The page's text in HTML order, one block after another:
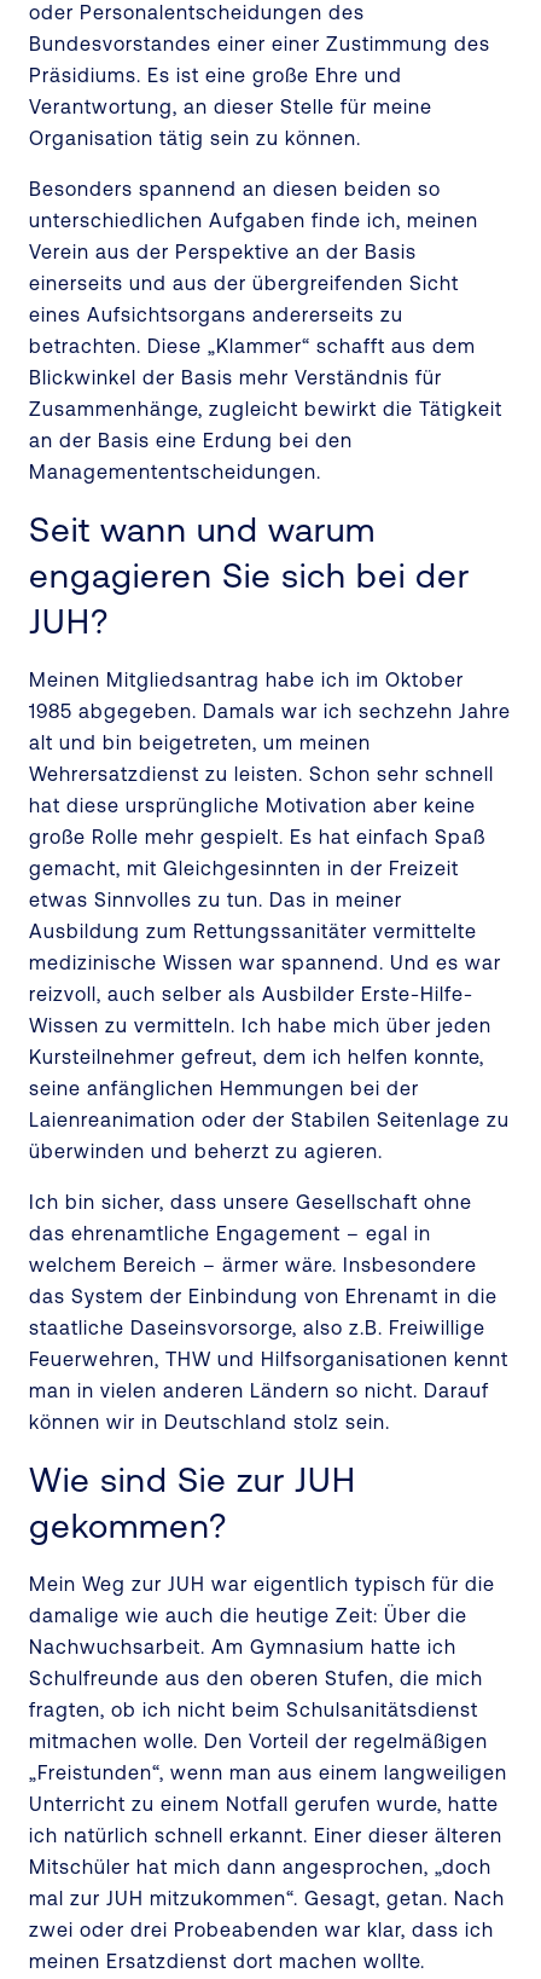
oder Personalentscheidungen des
Bundesvorstandes einer einer Zustimmung des
Präsidiums. Es ist eine große Ehre und
Verantwortung, an dieser Stelle für meine
Organisation tätig sein zu können.
Besonders spannend an diesen beiden so
unterschiedlichen Aufgaben finde ich, meinen
Verein aus der Perspektive an der Basis
einerseits und aus der übergreifenden Sicht
eines Aufsichtsorgans andererseits zu
betrachten. Diese „Klammer“ schafft aus dem
Blickwinkel der Basis mehr Verständnis für
Zusammenhänge, zugleicht bewirkt die Tätigkeit
an der Basis eine Erdung bei den
Managemententscheidungen.
Seit wann und warum
engagieren Sie sich bei der
JUH?
Meinen Mitgliedsantrag habe ich im Oktober
1985 abgegeben. Damals war ich sechzehn Jahre
alt und bin beigetreten, um meinen
Wehrersatzdienst zu leisten. Schon sehr schnell
hat diese ursprüngliche Motivation aber keine
große Rolle mehr gespielt. Es hat einfach Spaß
gemacht, mit Gleichgesinnten in der Freizeit
etwas Sinnvolles zu tun. Das in meiner
Ausbildung zum Rettungssanitäter vermittelte
medizinische Wissen war spannend. Und es war
reizvoll, auch selber als Ausbilder Erste-Hilfe-
Wissen zu vermitteln. Ich habe mich über jeden
Kursteilnehmer gefreut, dem ich helfen konnte,
seine anfänglichen Hemmungen bei der
Laienreanimation oder der Stabilen Seitenlage zu
überwinden und beherzt zu agieren.
Ich bin sicher, dass unsere Gesellschaft ohne
das ehrenamtliche Engagement – egal in
welchem Bereich – ärmer wäre. Insbesondere
das System der Einbindung von Ehrenamt in die
staatliche Daseinsvorsorge, also z.B. Freiwillige
Feuerwehren, THW und Hilfsorganisationen kennt
man in vielen anderen Ländern so nicht. Darauf
können wir in Deutschland stolz sein.
Wie sind Sie zur JUH
gekommen?
Mein Weg zur JUH war eigentlich typisch für die
damalige wie auch die heutige Zeit: Über die
Nachwuchsarbeit. Am Gymnasium hatte ich
Schulfreunde aus den oberen Stufen, die mich
fragten, ob ich nicht beim Schulsanitätsdienst
mitmachen wolle. Den Vorteil der regelmäßigen
„Freistunden“, wenn man aus einem langweiligen
Unterricht zu einem Notfall gerufen wurde, hatte
ich natürlich schnell erkannt. Einer dieser älteren
Mitschüler hat mich dann angesprochen, „doch
mal zur JUH mitzukommen“. Gesagt, getan. Nach
zwei oder drei Probeabenden war klar, dass ich
meinen Ersatzdienst dort machen wollte.